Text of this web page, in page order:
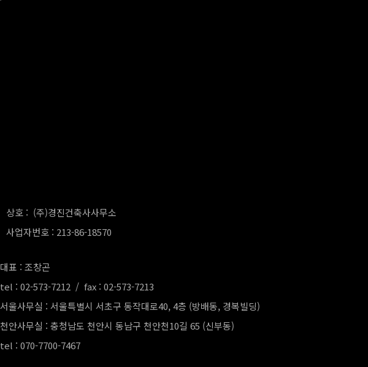
상호 : (주)경진건축사사무소
사업자번호 : 213-86-18570
대표 : 조창곤
tel : 02-573-7212 / fax : 02-573-7213
서울사무실 : 서울특별시 서초구 동작대로40, 4층 (방배동, 경복빌딩)
천안사무실 : 충청남도 천안시 동남구 천안천10길 65 (신부동)
tel : 070-7700-7467